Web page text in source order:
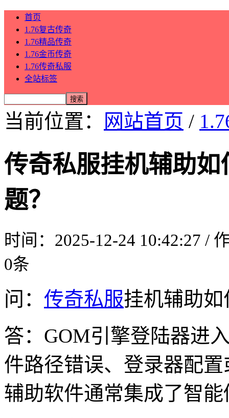
首页
1.76复古传奇
1.76精品传奇
1.76金币传奇
1.76传奇私服
全站标签
当前位置： 网站首页 /
传奇私服挂机辅助
题？
时间：2025-12-24 10:42:27 /
0条
问： 传奇私服挂机辅助
答：GOM引擎登陆器进
件路径错误、登录器配
辅助软件通常集成了智